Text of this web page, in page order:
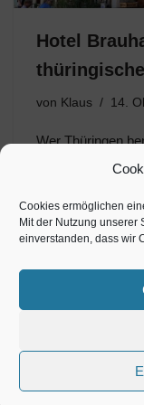
Cookies ermöglichen
Mit der Nutzung unserer
einverstanden, dass wir
Hotel
von Klaus 14.
Wer Thüringen
Mühlhausen
mittelalterlichen
ist ein Kleinod,
entdecken sind…